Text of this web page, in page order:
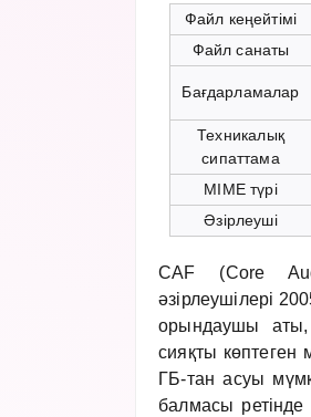
Файл кеңейтімі
Файл санаты
Бағдарламалар
Техникалық
сипаттама
MIME түрі
Әзірлеуші
CAF (Core
әзірлеушілері
орындаушы
сияқты көптеген
ГБ-тан асуы
балмасы ретінде